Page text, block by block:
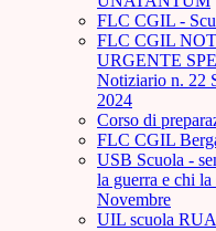
FLC CGIL -
FLC CGIL
URGENTE
Notiziario n.
2024
Corso di
FLC CGIL
USB Scuola -
la guerra e chi
Novembre
UIL scuola